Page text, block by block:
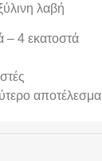
λαβή
– 4 εκατοστά
αποτέλεσμα